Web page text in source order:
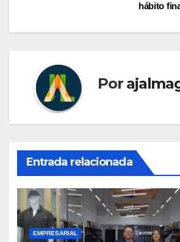
hábito
Por
Entrada relacionada
EMPRESARIAL